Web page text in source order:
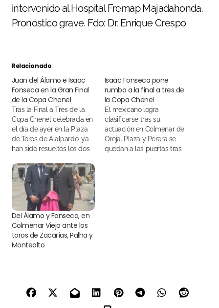
intervenido al Hospital Fremap Majadahonda.
Pronóstico grave. Fdo: Dr. Enrique Crespo
Relacionado
Juan del Álamo e Isaac
Fonseca en la Gran Final
de la Copa Chenel
Tras la Final a Tres de la
Copa Chenel celebrada en
el día de ayer en la Plaza
de Toros de Alalpardo, ya
han sido resueltos los dos
Isaac Fonseca pone
rumbo a la final a tres de
la Copa Chenel
El mexicano logra
clasificarse tras su
actuación en Colmenar de
Oreja. Plaza y Perera se
quedan a las puertas tras
Del Álamo y Fonseca, en
Colmenar Viejo ante los
toros de Zacarías, Palha y
Montealto